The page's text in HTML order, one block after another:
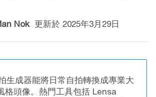
Nok 更新於 2025年3月29日
生成器能將日常自拍轉換成專業大
格頭像。熱門工具包括 Lensa